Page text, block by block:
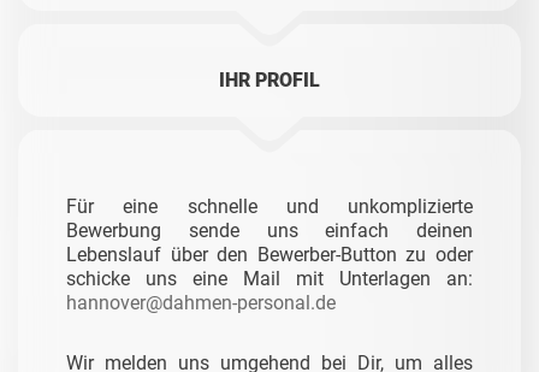
IHR PROFIL
Für eine schnelle und unkomplizierte
Bewerbung sende uns einfach deinen
Lebenslauf über den Bewerber-Button zu oder
schicke uns eine Mail mit Unterlagen an:
hannover@dahmen-personal.de
Wir melden uns umgehend bei Dir, um alles